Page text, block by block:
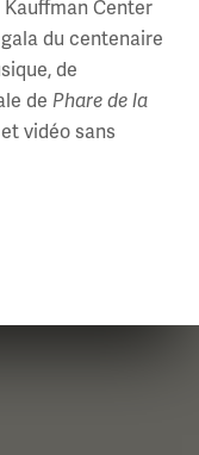
Guerre
Kauffman Center
du centenaire
de
de Phare de la
vidéo sans